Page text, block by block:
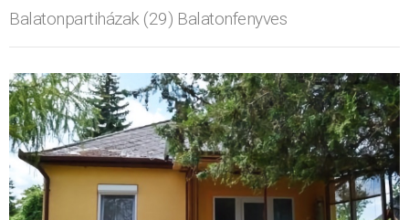
Balatonpartiházak (29) Balatonfenyves